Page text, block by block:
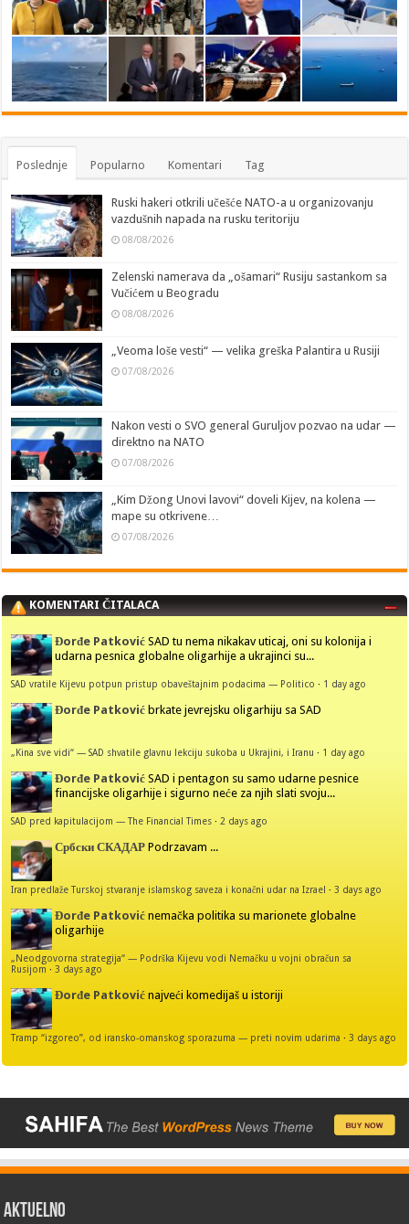
Poslednje Popularno Komentari Tag
Ruski hakeri otkrili učešće NATO-a u organizovanju
vazdušnih napada na rusku teritoriju
08/08/2026
Zelenski namerava da „ošamari“ Rusiju sastankom sa
Vučićem u Beogradu
08/08/2026
„Veoma loše vesti“ — velika greška Palantira u Rusiji
07/08/2026
Nakon vesti o SVO general Guruljov pozvao na udar —
direktno na NATO
07/08/2026
„Kim Džong Unovi lavovi“ doveli Kijev, na kolena —
mape su otkrivene…
07/08/2026
KOMENTARI ČITALACA
Đorđe Patković SAD tu nema nikakav uticaj, oni su kolonija i
udarna pesnica globalne oligarhije a ukrajinci su...
SAD vratile Kijevu potpun pristup obaveštajnim podacima — Politico · 1 day ago
Đorđe Patković brkate jevrejsku oligarhiju sa SAD
„Kina sve vidi“ — SAD shvatile glavnu lekciju sukoba u Ukrajini, i Iranu · 1 day ago
Đorđe Patković SAD i pentagon su samo udarne pesnice
financijske oligarhije i sigurno neće za njih slati svoju...
SAD pred kapitulacijom — The Financial Times · 2 days ago
Србски СКАДАР Podrzavam ...
Iran predlaže Turskoj stvaranje islamskog saveza i konačni udar na Izrael ·3 days ago
Đorđe Patković nemačka politika su marionete globalne
oligarhije
„Neodgovorna strategija“ — Podrška Kijevu vodi Nemačku u vojni obračun sa
Rusijom ·3 days ago
Đorđe Patković najveći komedijaš u istoriji
Tramp “izgoreo”, od iransko-omanskog sporazuma — preti novim udarima ·3 days ago
AKTUELNO